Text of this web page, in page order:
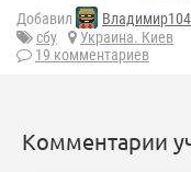
Добавил Владимир104
сбу
Украина. Киев
19 комментариев
Комментарии